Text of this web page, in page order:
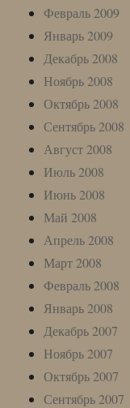
Февраль 2009
Январь 2009
Декабрь 2008
Ноябрь 2008
Октябрь 2008
Сентябрь 2008
Август 2008
Июль 2008
Июнь 2008
Май 2008
Апрель 2008
Март 2008
Февраль 2008
Январь 2008
Декабрь 2007
Ноябрь 2007
Октябрь 2007
Сентябрь 2007